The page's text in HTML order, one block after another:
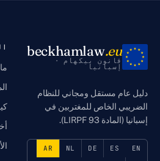
بيكهام ·
ومجاني للنظام
للمغتربين في
NL
AR
الدليل
ما هو قانون بيكهام
المتطلبات
كيفية التقديم
أخبار وتحديثات
الأسئلة الشائعة